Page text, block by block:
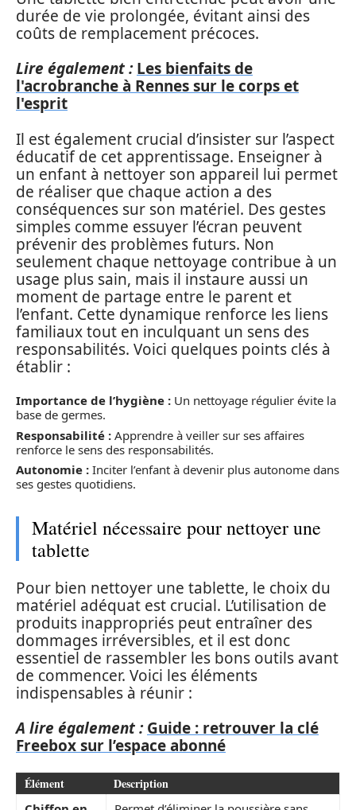
durée de vie prolongée, évitant ainsi des
coûts de remplacement précoces.
Lire également : Les bienfaits de
l'acrobranche à Rennes sur le corps et
l'esprit
Il est également crucial d’insister sur l’aspect
éducatif de cet apprentissage. Enseigner à
un enfant à nettoyer son appareil lui permet
de réaliser que chaque action a des
conséquences sur son matériel. Des gestes
simples comme essuyer l’écran peuvent
prévenir des problèmes futurs. Non
seulement chaque nettoyage contribue à un
usage plus sain, mais il instaure aussi un
moment de partage entre le parent et
l’enfant. Cette dynamique renforce les liens
familiaux tout en inculquant un sens des
responsabilités. Voici quelques points clés à
établir :
Importance de l’hygiène : Un nettoyage régulier évite la
base de germes.
Responsabilité : Apprendre à veiller sur ses affaires
renforce le sens des responsabilités.
Autonomie : Inciter l’enfant à devenir plus autonome dans
ses gestes quotidiens.
Matériel nécessaire pour nettoyer une
tablette
Pour bien nettoyer une tablette, le choix du
matériel adéquat est crucial. L’utilisation de
produits inappropriés peut entraîner des
dommages irréversibles, et il est donc
essentiel de rassembler les bons outils avant
de commencer. Voici les éléments
indispensables à réunir :
A lire également : Guide : retrouver la clé
Freebox sur l’espace abonné
Élément Description